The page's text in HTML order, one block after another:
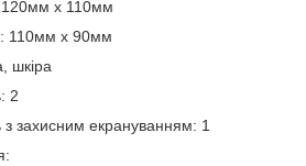
120мм х 110мм
110мм х 90мм
шкіра
2
з захисним екрануванням: 1